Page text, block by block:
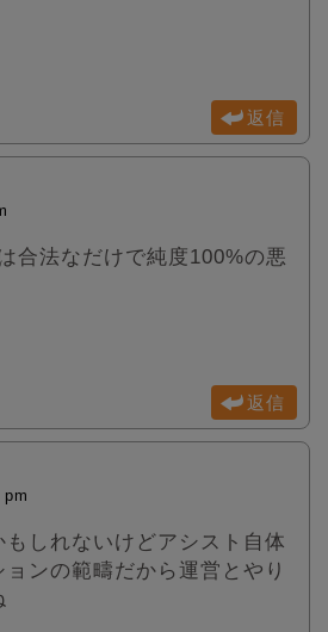
返信
合法なだけで純度100%の悪
返信
しれないけどアシスト自体
ンの範疇だから運営とやり